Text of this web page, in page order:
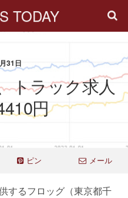
TODAY
31日
トラック求人
円
ピン メール
するフロッグ（東京都千